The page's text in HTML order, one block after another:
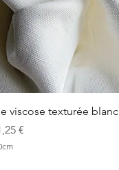
Aperçu rapide
viscose texturée blanc
promotionnel
€